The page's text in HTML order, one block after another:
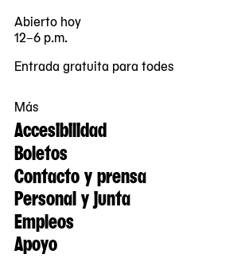
Abierto hoy
12–6 p.m.
Entrada gratuita para todes
Más
Accesibilidad
Boletos
Contacto y prensa
Personal y junta
Empleos
Apoyo